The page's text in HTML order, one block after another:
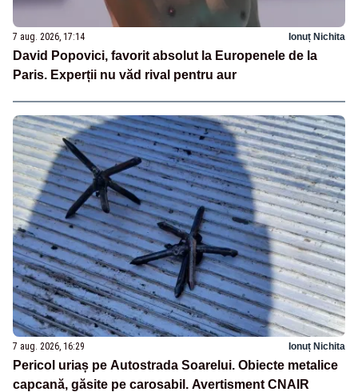
7 aug. 2026, 17:14 Ionuț Nichita
David Popovici, favorit absolut la Europenele de la
Paris. Experții nu văd rival pentru aur
7 aug. 2026, 16:29 Ionuț Nichita
Pericol uriaș pe Autostrada Soarelui. Obiecte metalice
capcană, găsite pe carosabil. Avertisment CNAIR